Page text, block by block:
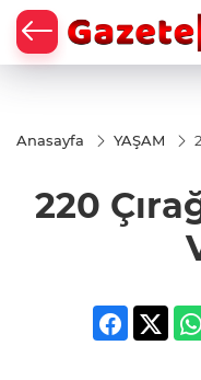
Anasayfa YAŞAM
220